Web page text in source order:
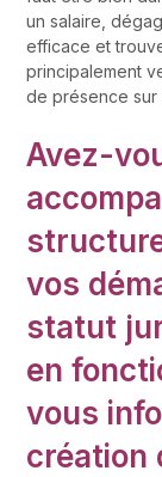
un salaire,
efficace et
principalement
de présence sur
Avez-
vos
statut
en
vous
création